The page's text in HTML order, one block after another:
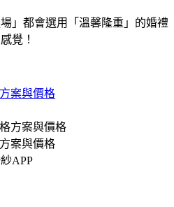
」都會選用「溫馨隆重」的婚禮
覺！
案與價格
案與價格
APP